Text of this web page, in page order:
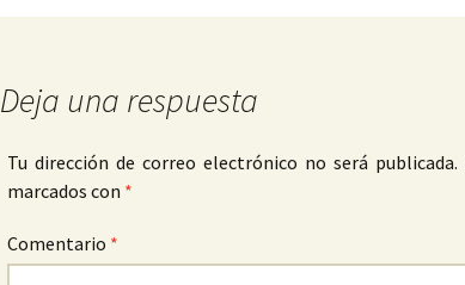
Deja una respuesta
Tu dirección de correo electrónico no será publicada.
marcados con *
Comentario *